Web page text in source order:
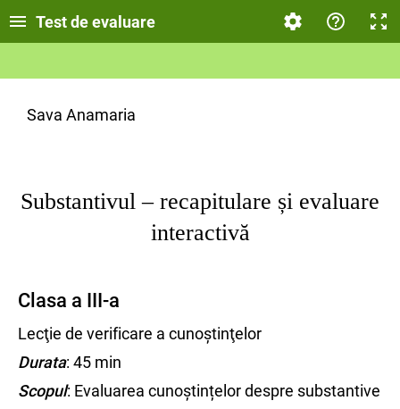
Test de evaluare
Sava Anamaria
Substantivul – recapitulare și evaluare
interactivă
Clasa a III-a
Lecţie de verificare a cunoştinţelor
Durata: 45 min
Scopul: Evaluarea cunoștințelor despre substantive